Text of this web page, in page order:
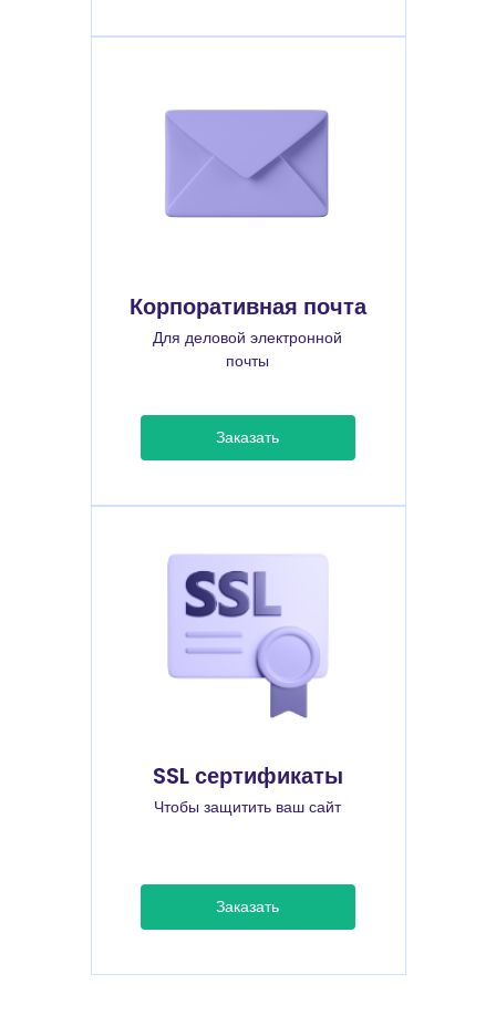
Корпоративная почта
Для деловой электронной
почты
Заказать
SSL сертификаты
Чтобы защитить ваш сайт
Заказать